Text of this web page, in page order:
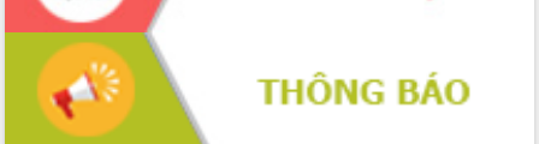
Xây dựng nền hành chính số đồng
hành cùng nông dân dân, doanh nghiệp
Giai đoạn 2026-2030, Đắk Lắk phấn
đấu có 77% xã đạt chuẩn nông thôn
mới